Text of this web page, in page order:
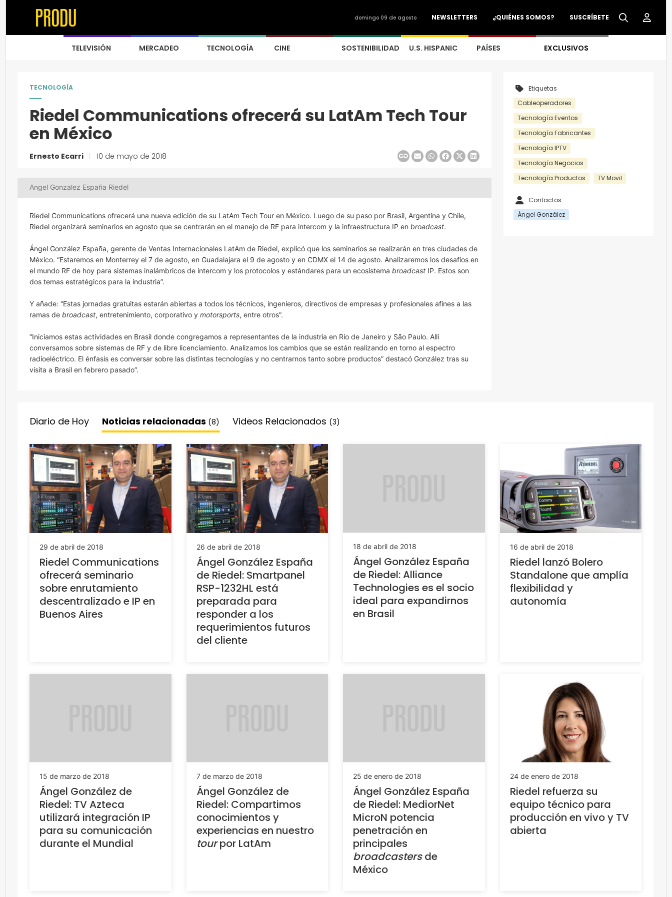
SUSCRÍBETE
¿QUIÉNES SOMOS?
NEWSLETTERS
domingo 09 de agosto
TELEVISIÓN MERCADEO TECNOLOGÍA CINE SOSTENIBILIDAD U.S. HISPANIC PAÍSES EXCLUSIVOS
TECNOLOGÍA
Riedel Communications ofrecerá su LatAm Tech Tour
en México
Ernesto Ecarri 10 de mayo de 2018
Angel Gonzalez España Riedel
Riedel Communications ofrecerá una nueva edición de su LatAm Tech Tour en México. Luego de su paso por Brasil, Argentina y Chile,
Riedel organizará seminarios en agosto que se centrarán en el manejo de RF para intercom y la infraestructura IP en broadcast.
Ángel González España, gerente de Ventas Internacionales LatAm de Riedel, explicó que los seminarios se realizarán en tres ciudades de
México. “Estaremos en Monterrey el 7 de agosto, en Guadalajara el 9 de agosto y en CDMX el 14 de agosto. Analizaremos los desafíos en
el mundo RF de hoy para sistemas inalámbricos de intercom y los protocolos y estándares para un ecosistema broadcast IP. Estos son
dos temas estratégicos para la industria”.
Y añade: “Estas jornadas gratuitas estarán abiertas a todos los técnicos, ingenieros, directivos de empresas y profesionales afines a las
ramas de broadcast, entretenimiento, corporativo y motorsports, entre otros”.
“Iniciamos estas actividades en Brasil donde congregamos a representantes de la industria en Río de Janeiro y São Paulo. Allí
conversamos sobre sistemas de RF y de libre licenciamiento. Analizamos los cambios que se están realizando en torno al espectro
radioeléctrico. El énfasis es conversar sobre las distintas tecnologías y no centrarnos tanto sobre productos” destacó González tras su
visita a Brasil en febrero pasado”.
Etiquetas
Cableoperadores
Tecnología Eventos
Tecnología Fabricantes
Tecnología IPTV
Tecnología Negocios
Tecnología Productos
TV Movil
Contactos
Ángel González
Diario de Hoy Noticias relacionadas (8) Videos Relacionados (3)
29 de abril de 2018
Riedel Communications
ofrecerá seminario
sobre enrutamiento
descentralizado e IP en
Buenos Aires
26 de abril de 2018
Ángel González España
de Riedel: Smartpanel
RSP-1232HL está
preparada para
responder a los
requerimientos futuros
del cliente
18 de abril de 2018
Ángel González España
de Riedel: Alliance
Technologies es el socio
ideal para expandirnos
en Brasil
16 de abril de 2018
Riedel lanzó Bolero
Standalone que amplía
flexibilidad y
autonomía
15 de marzo de 2018
Ángel González de
Riedel: TV Azteca
utilizará integración IP
para su comunicación
durante el Mundial
7 de marzo de 2018
Ángel González de
Riedel: Compartimos
conocimientos y
experiencias en nuestro
tourpor LatAm
25 de enero de 2018
Ángel González España
de Riedel: MediorNet
MicroN potencia
penetración en
principales
broadcastersde
México
24 de enero de 2018
Riedel refuerza su
equipo técnico para
producción en vivo y TV
abierta